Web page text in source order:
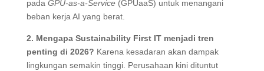
pada GPU-as-a-Service(GPUaaS) untuk menangani
beban kerja AI yang berat.
2. Mengapa Sustainability First IT menjadi tren
penting di 2026? Karena kesadaran akan dampak
lingkungan semakin tinggi. Perusahaan kini dituntut